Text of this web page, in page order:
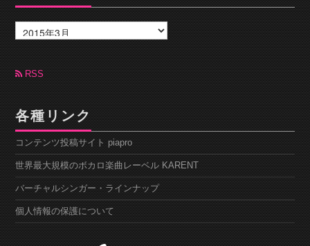
ー
カ
ブ RSS
各種リンク
コンテンツ投稿サイト piapro
世界最大規模のボカロ楽曲レーベル KARENT
バーチャルシンガー・ラインナップ
個人情報の保護について